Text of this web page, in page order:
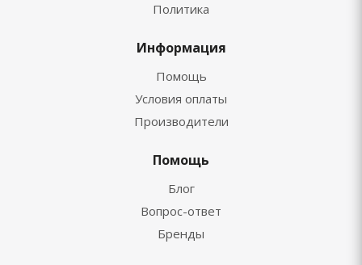
Политика
Информация
Помощь
Условия оплаты
Производители
Помощь
Блог
Вопрос-ответ
Бренды